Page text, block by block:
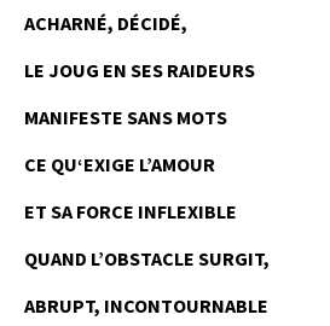
ACHARNÉ, DÉCIDÉ,
LE JOUG EN SES RAIDEURS
MANIFESTE SANS MOTS
CE QU‘EXIGE L’AMOUR
ET SA FORCE INFLEXIBLE
QUAND L’OBSTACLE SURGIT,
ABRUPT, INCONTOURNABLE